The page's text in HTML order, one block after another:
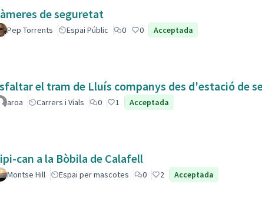
de seguretat
Pep Torrents Espai Públic 0 0 Acceptada
el tram de Lluís companys des d'estació de
aroa Carrers i Vials 0 1 Acceptada
can a la Bòbila de Calafell
Montse Hill Espai per mascotes 0 2 Acceptada